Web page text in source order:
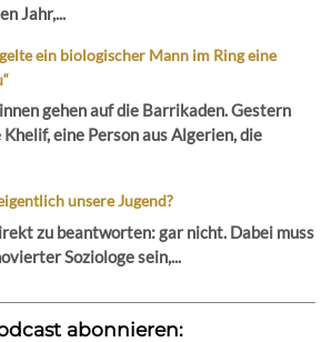
Jahr,...
ein biologischer Mann im Ring eine
gehen auf die Barrikaden. Gestern
eine Person aus Algerien, die
unsere Jugend?
zu beantworten: gar nicht. Dabei muss
Soziologe sein,...
abonnieren: